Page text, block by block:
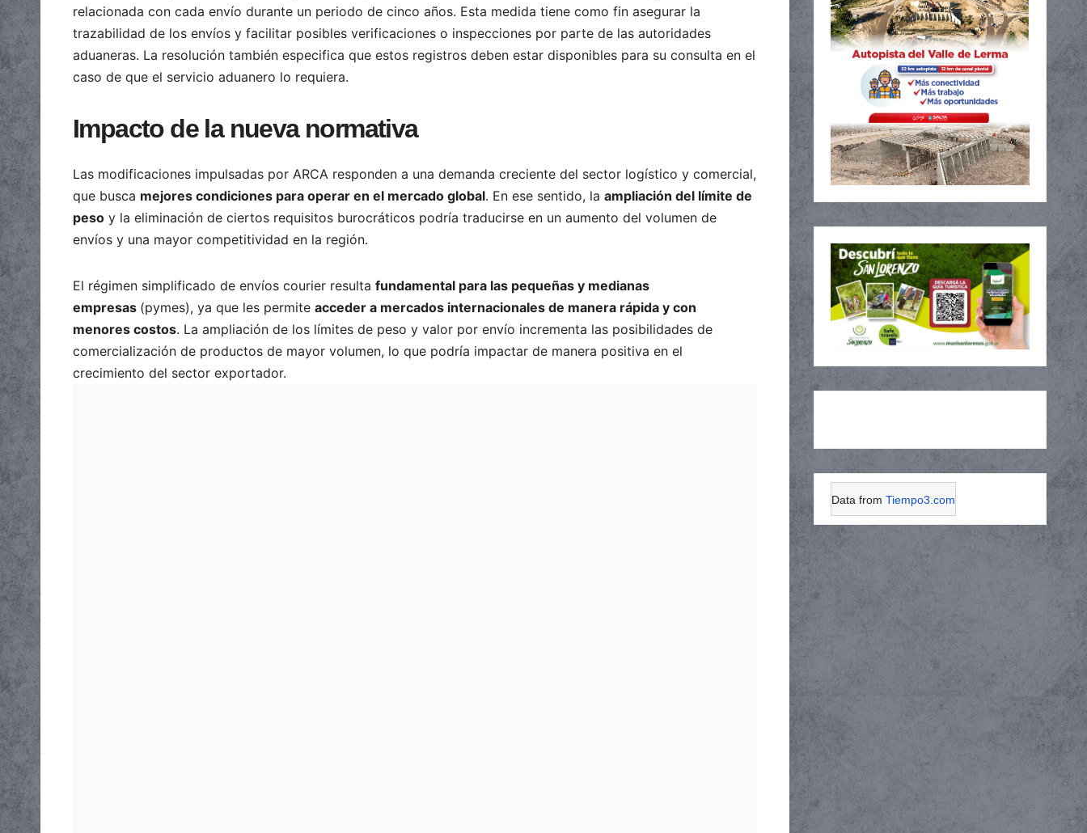
relacionada con cada envío durante un periodo de cinco años. Esta medida tiene como fin asegurar la
trazabilidad de los envíos y facilitar posibles verificaciones o inspecciones por parte de las autoridades
aduaneras. La resolución también especifica que estos registros deben estar disponibles para su consulta en el
caso de que el servicio aduanero lo requiera.
Impacto de la nueva normativa
Las modificaciones impulsadas por ARCA responden a una demanda creciente del sector logístico y comercial,
que busca mejores condiciones para operar en el mercado global. En ese sentido, la ampliación del límite de
peso y la eliminación de ciertos requisitos burocráticos podría traducirse en un aumento del volumen de
envíos y una mayor competitividad en la región.
El régimen simplificado de envíos courier resulta fundamental para las pequeñas y medianas
empresas (pymes), ya que les permite acceder a mercados internacionales de manera rápida y con
menores costos. La ampliación de los límites de peso y valor por envío incrementa las posibilidades de
comercialización de productos de mayor volumen, lo que podría impactar de manera positiva en el
crecimiento del sector exportador.
Data from Tiempo3.com